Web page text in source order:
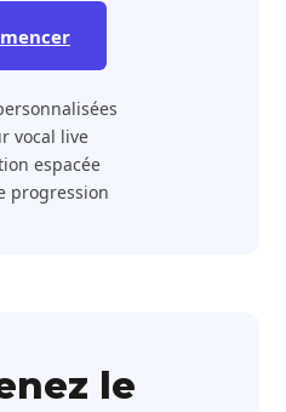
vocal live
espacée
progression
le